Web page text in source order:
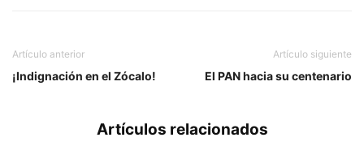
Artículo anterior
¡Indignación en el Zócalo!
Artículo siguiente
El PAN hacia su centenario
Artículos relacionados